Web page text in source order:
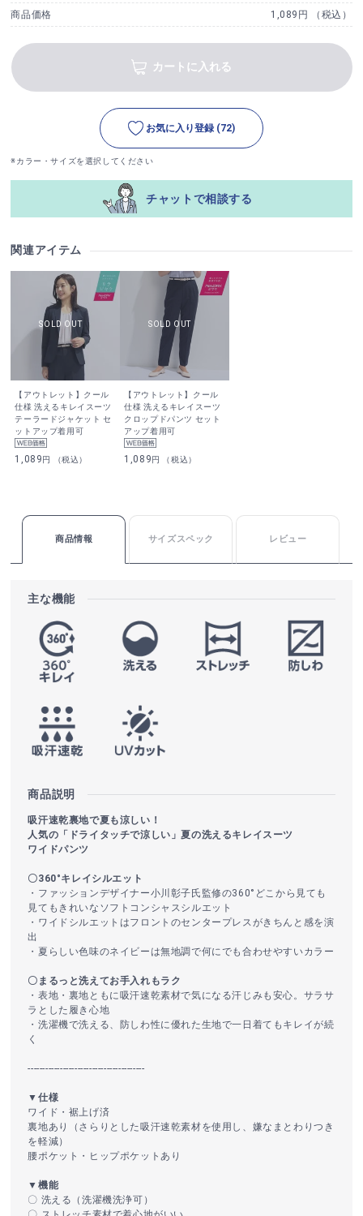
商品価格 1,089円 （税込）
カートに入れる
お気に入り登録 (72)
※カラー・サイズを選択してください
チャットで相談する
関連アイテム
【アウトレット】クール
仕様 洗えるキレイスーツ
テーラードジャケット セ
ットアップ着用可
1,089円 （税込）
【アウトレット】クール
仕様 洗えるキレイスーツ
クロップドパンツ セット
アップ着用可
1,089円 （税込）
商品情報 サイズスペック レビュー
主な機能
商品説明
吸汗速乾裏地で夏も涼しい！
人気の「ドライタッチで涼しい」夏の洗えるキレイスーツ
ワイドパンツ
〇360°キレイシルエット
・ファッションデザイナー小川彰子氏監修の360°どこから見ても
見てもきれいなソフトコンシャスシルエット
・ワイドシルエットはフロントのセンタープレスがきちんと感を演
出
・夏らしい色味のネイビーは無地調で何にでも合わせやすいカラー
〇まるっと洗えてお手入れもラク
・表地・裏地ともに吸汗速乾素材で気になる汗じみも安心。サラサ
ラとした履き心地
・洗濯機で洗える、防しわ性に優れた生地で一日着てもキレイが続
く
----------------------------------------
▼仕様
ワイド・裾上げ済
裏地あり（さらりとした吸汗速乾素材を使用し、嫌なまとわりつき
を軽減）
腰ポケット・ヒップポケットあり
▼機能
〇 洗える（洗濯機洗浄可）